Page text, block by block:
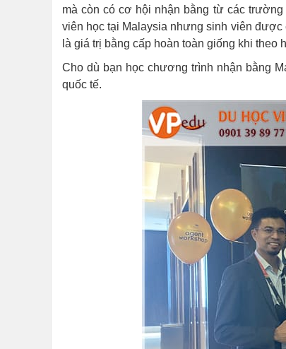
mà còn có cơ hội nhận bằng từ các
viên học tại Malaysia nhưng sinh viên
là giá trị bằng cấp hoàn toàn giống khi theo
Cho dù bạn học chương trình nhận bằng
quốc tế.